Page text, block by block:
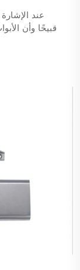
عند
قبيحًا وأن